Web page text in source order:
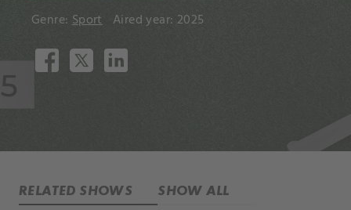
Genre: Sport Aired year: 2025
RELATED SHOWS SHOW ALL